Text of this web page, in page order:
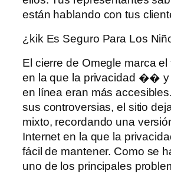
están hablando con tus
¿kik Es Seguro Para Los
El cierre de Omegle marca
en la que la privacidad �� y
en línea eran más
sus controversias, el sitio
mixto, recordando una
Internet en la que la
fácil de mantener. Como se
uno de los principales